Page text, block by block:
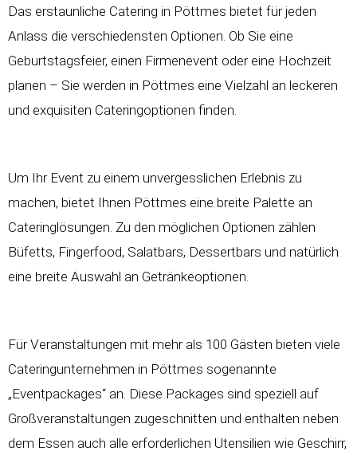
Das erstaunliche Catering in Pöttmes bietet für jeden
Anlass die verschiedensten Optionen. Ob Sie eine
Geburtstagsfeier, einen Firmenevent oder eine Hochzeit
planen – Sie werden in Pöttmes eine Vielzahl an leckeren
und exquisiten Cateringoptionen finden.
Um Ihr Event zu einem unvergesslichen Erlebnis zu
machen, bietet Ihnen Pöttmes eine breite Palette an
Cateringlösungen. Zu den möglichen Optionen zählen
Büfetts, Fingerfood, Salatbars, Dessertbars und natürlich
eine breite Auswahl an Getränkeoptionen.
Für Veranstaltungen mit mehr als 100 Gästen bieten viele
Cateringunternehmen in Pöttmes sogenannte
„Eventpackages“ an. Diese Packages sind speziell auf
Großveranstaltungen zugeschnitten und enthalten neben
dem Essen auch alle erforderlichen Utensilien wie Geschirr,